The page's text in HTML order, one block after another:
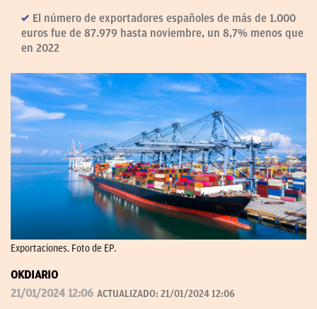
El número de exportadores españoles de más de 1.000
euros fue de 87.979 hasta noviembre, un 8,7% menos que
en 2022
Exportaciones. Foto de EP.
OKDIARIO
21/01/2024 12:06 ACTUALIZADO: 21/01/2024 12:06